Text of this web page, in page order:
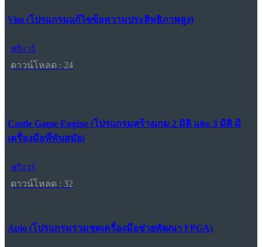
Vim (โปรแกรมแก้ไขข้อความประสิทธิภาพสูง)
ฟรีแวร์
ดาวน์โหลด : 24
Castle Game Engine (โปรแกรมสร้างเกม 2 มิติ และ 3 มิติ มี
เครื่องมือที่ทันสมัย)
ฟรีแวร์
ดาวน์โหลด : 32
Apio (โปรแกรมรวมชุดเครื่องมือช่วยพัฒนา FPGA)